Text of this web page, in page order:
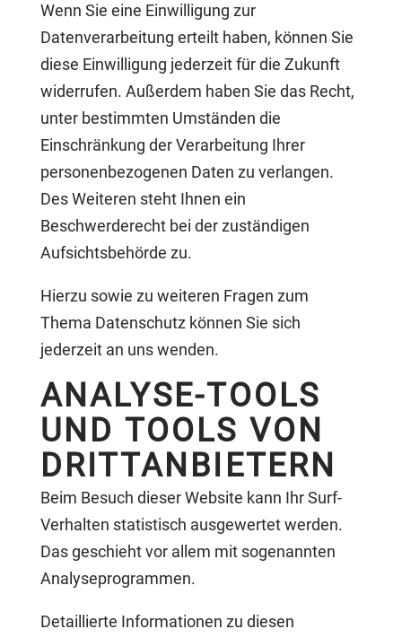
Wenn Sie eine Einwilligung zur
Datenverarbeitung erteilt haben, können Sie
diese Einwilligung jederzeit für die Zukunft
widerrufen. Außerdem haben Sie das Recht,
unter bestimmten Umständen die
Einschränkung der Verarbeitung Ihrer
personenbezogenen Daten zu verlangen.
Des Weiteren steht Ihnen ein
Beschwerderecht bei der zuständigen
Aufsichtsbehörde zu.
Hierzu sowie zu weiteren Fragen zum
Thema Datenschutz können Sie sich
jederzeit an uns wenden.
ANALYSE-TOOLS
UND TOOLS VON
DRITT­ANBIETERN
Beim Besuch dieser Website kann Ihr Surf-
Verhalten statistisch ausgewertet werden.
Das geschieht vor allem mit sogenannten
Analyseprogrammen.
Detaillierte Informationen zu diesen